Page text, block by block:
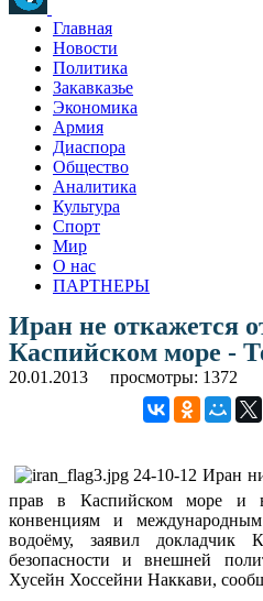
Главная
Новости
Политика
Закавказье
Экономика
Армия
Диаспора
Общество
Аналитика
Культура
Спорт
Мир
О нас
ПАРТНЕРЫ
Иран не откажется
Каспийском море -
20.01.2013 просмотры: 1372
Иран
прав в Каспийском море и
конвенциям и
водоёму, заявил докладчик
безопасности и внешней
Хусейн Хоссейни Наккави,